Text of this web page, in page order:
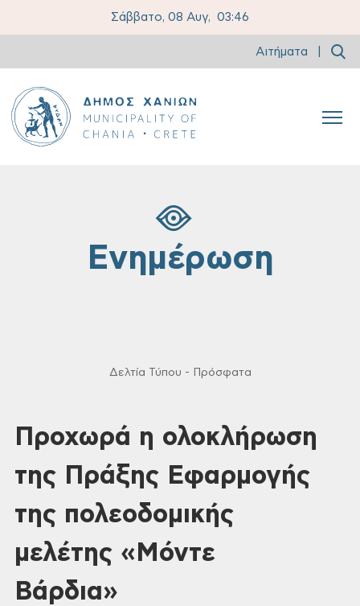
Σάββατο, 08 Αυγ, 03:46
Αιτήματα
Ενημέρωση
Δελτία Τύπου - Πρόσφατα
Προχωρά η ολοκλήρωση
της Πράξης Εφαρμογής
της πολεοδομικής
μελέτης «Μόντε
Βάρδια»